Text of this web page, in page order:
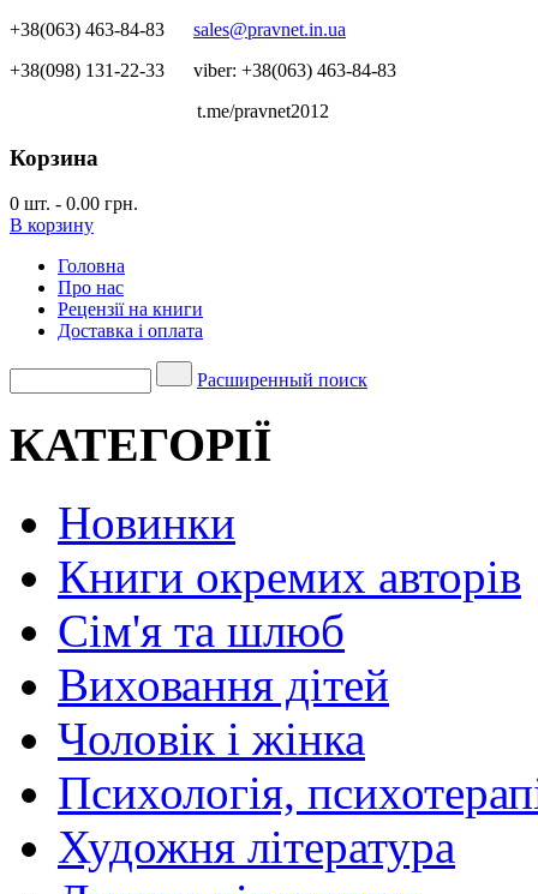
+38(063) 463-84-83 sales@pravnet.in.ua
+38(098) 131-22-33 viber: +38(063) 463-84-83
t.me/pravnet2012
Корзина
0 шт. - 0.00 грн.
В корзину
Головна
Про нас
Рецензії на книги
Доставка і оплата
Расширенный поиск
КАТЕГОРІЇ
Новинки
Книги окремих авторів
Сім'я та шлюб
Виховання дітей
Чоловік і жінка
Психологія,
Художня література